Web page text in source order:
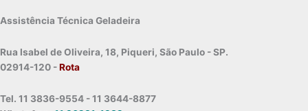
Assistência Técnica Geladeira
Rua Isabel de Oliveira, 18, Piqueri, São Paulo - SP.
02914-120 -Rota
Tel. 11 3836-9554 - 11 3644-8877